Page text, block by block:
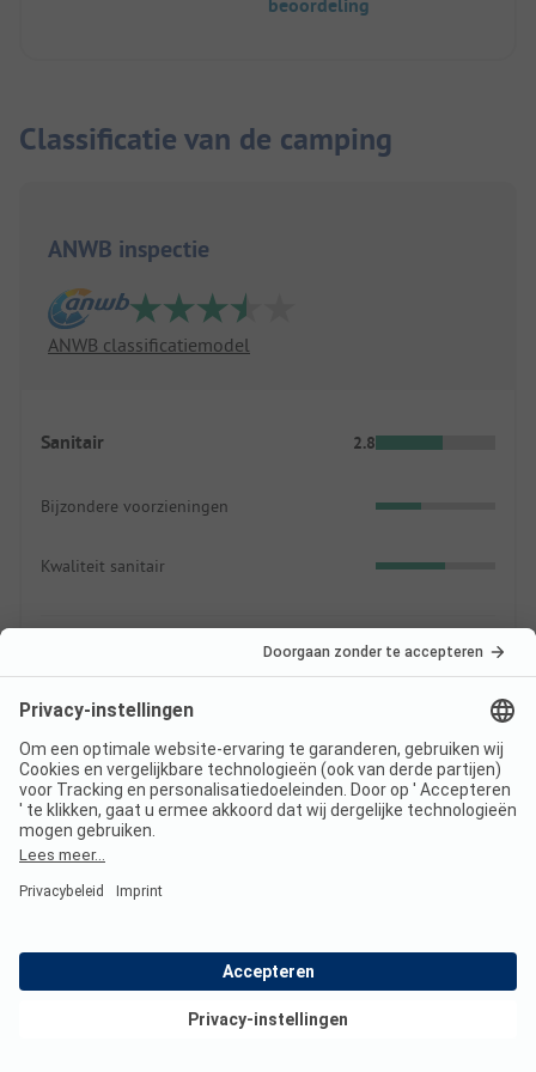
beoordeling
Classificatie van de camping
ANWB inspectie
ANWB classificatiemodel
Sanitair 2.8
Bijzondere voorzieningen
Kwaliteit sanitair
Indruk terrein
Recreatie
Speel- en sportfaciliteiten
Bekijk deals